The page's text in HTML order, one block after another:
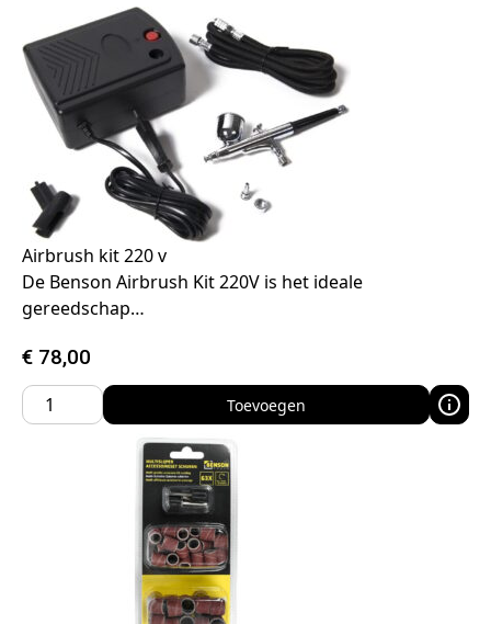
Airbrush kit 220 v
De Benson Airbrush Kit 220V is het ideale
gereedschap…
€ 78,00
Toevoegen